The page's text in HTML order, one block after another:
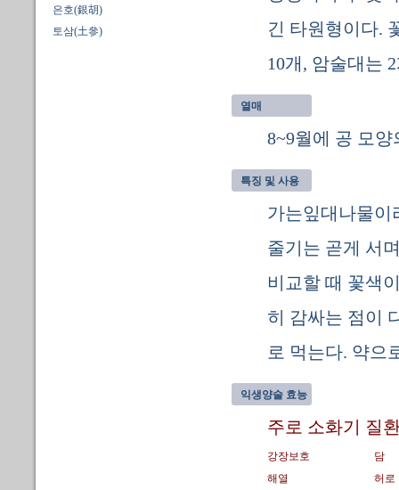
은호(銀胡)
토삼(土參)
긴 타원형이다.
10개, 암술대는
열매
8~9월에 공 모
특징 및 사용
가는잎대나물이
줄기는 곧게 서
비교할 때 꽃색
히 감싸는 점이
로 먹는다. 약으
익생양술 효능
주로 소화기 질
강장보호
담
해열
허로